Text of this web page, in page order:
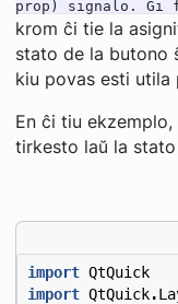
prop) signalo. Ĝi
krom ĉi tie la
stato de la butono
kiu povas esti utila
En ĉi tiu
tirkesto laŭ la
import QtQuick
import QtQuick.